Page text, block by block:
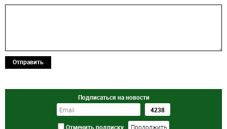
Отправить
Подписаться на новости
Отменить подписку